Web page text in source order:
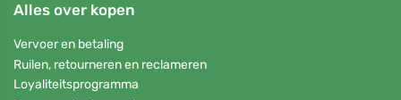
Alles over kopen
Vervoer en betaling
Ruilen, retourneren en reclameren
Loyaliteitsprogramma